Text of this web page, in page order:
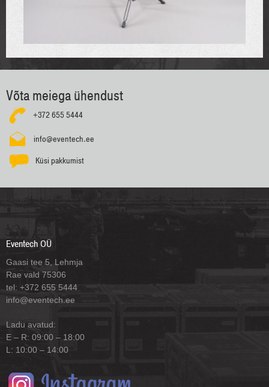
Võta meiega ühendust
+372 655 5444
info@eventech.ee
Küsi pakkumist
Eventech OÜ
Gaasi tee 5, Lehmja
Rae vald 75306
tel: +372 655 5444
info@eventech.ee
Ladu avatud:
E – R: 09:00 – 18:00
L: 10:00 – 14:00